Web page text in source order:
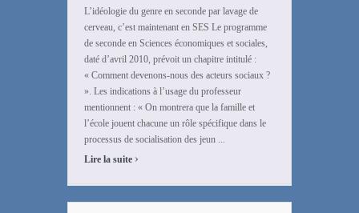
L’idéologie du genre en seconde par lavage de
cerveau, c’est maintenant en SES Le programme
de seconde en Sciences économiques et sociales,
daté d’avril 2010, prévoit un chapitre intitulé :
« Comment devenons-nous des acteurs sociaux ?
». Les indications à l’usage du professeur
mentionnent : « On montrera que la famille et
l’école jouent chacune un rôle spécifique dans le
processus de socialisation des jeun ...
Lire la suite ›